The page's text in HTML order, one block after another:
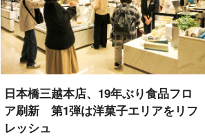
日本橋三越本店、19年ぶり食品フロ
ア刷新 第1弾は洋菓子エリアをリフ
レッシュ